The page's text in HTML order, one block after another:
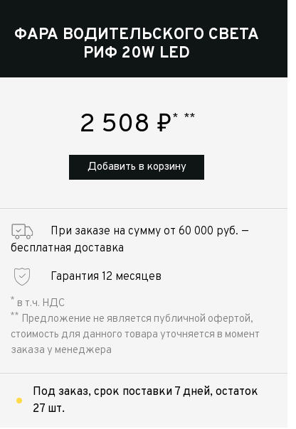
ФАРА ВОДИТЕЛЬСКОГО СВЕТА
РИФ 20W LED
2 508 ₽* **
Добавить в корзину
При заказе на сумму от 60 000 руб. —
бесплатная доставка
Гарантия 12 месяцев
* в т.ч. НДС
** Предложение не является публичной офертой,
стоимость для данного товара уточняется в момент
заказа у менеджера
Под заказ, срок поставки 7 дней, остаток
27 шт.